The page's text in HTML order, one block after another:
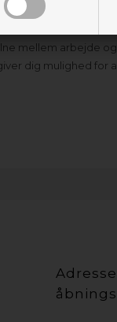
mellem arbejde
dig mulighed